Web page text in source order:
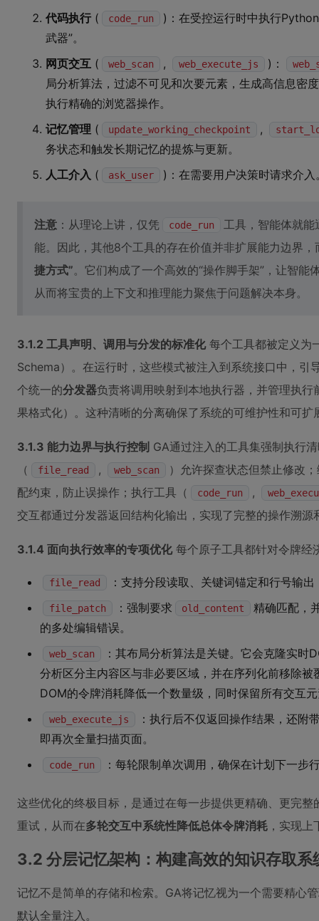
代码执行 ( code_run
)：在受控运行时中执行
武器”。
网页交互 ( web_scan , web_execute_js )：
局分析算法，过滤不可见和次要元素，生成高信息密
执行精确的浏览器操作。
记忆管理 ( update_working_checkpoint ,
务状态和触发长期记忆的提炼与更新。
人工介入 ( ask_user )：在需要用户决策时请求介入
注意 ：从理论上讲，仅凭 code_run
工具，智能体就
能。因此，其他8个工具的存在价值并非扩展能力边界，
捷方式”。它们构成了一个高效的“操作脚手架”，让智
从而将宝贵的上下文和推理能力聚焦于问题解决本身。
3.1.2 工具声明、调用与分发的标准化每个工具都被定义为
Schema）。在运行时，这些模式被注入到系统接口中，引
个统一的分发器负责将调用映射到本地执行器，并管理执
果格式化）。这种清晰的分离确保了系统的可维护性和可扩
3.1.3 能力边界与执行控制 GA通过注入的工具集强制执行
（
file_read , web_scan
）允许探查状态但禁止修改
配约束，防止误操作；执行工具（
code_run ,
交互都通过分发器返回结构化输出，实现了完整的操作溯源
3.1.4 面向执行效率的专项优化每个原子工具都针对令牌经
file_read ：支持分段读取、关键词锚定和行号输
file_patch ：强制要求 old_content
精确匹配，
的多处编辑错误。
web_scan
：其布局分析算法是关键。它会克隆实时
分析区分主内容区与非必要区域，并在序列化前移除
DOM的令牌消耗降低一个数量级，同时保留所有交互
web_execute_js
：执行后不仅返回操作结果，还附
即再次全量扫描页面。
code_run ：每轮限制单次调用，确保在计划下一步
这些优化的终极目标，是通过在每一步提供更精确、更完
重试，从而在多轮交互中系统性降低总体令牌消耗 ，实现
3.2 分层记忆架构：构建高效的知识存取系
记忆不是简单的存储和检索。GA将记忆视为一个需要精心
默认全量注入。